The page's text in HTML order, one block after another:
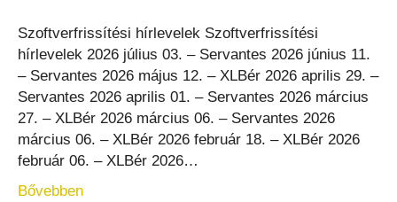
Szoftverfrissítési hírlevelek Szoftverfrissítési
hírlevelek 2026 július 03. – Servantes 2026 június 11.
– Servantes 2026 május 12. – XLBér 2026 aprilis 29. –
Servantes 2026 aprilis 01. – Servantes 2026 március
27. – XLBér 2026 március 06. – Servantes 2026
március 06. – XLBér 2026 február 18. – XLBér 2026
február 06. – XLBér 2026…
Bővebben